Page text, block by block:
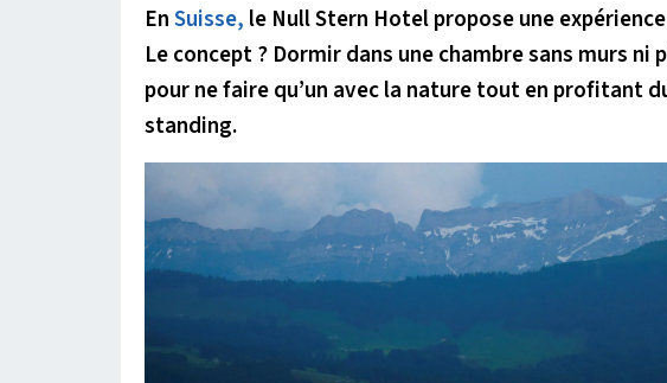
EnSuisse, le Null Stern Hotel propose une
Le concept ? Dormir dans une chambre sans murs
pour ne faire qu’un avec la nature tout en profitant
standing.